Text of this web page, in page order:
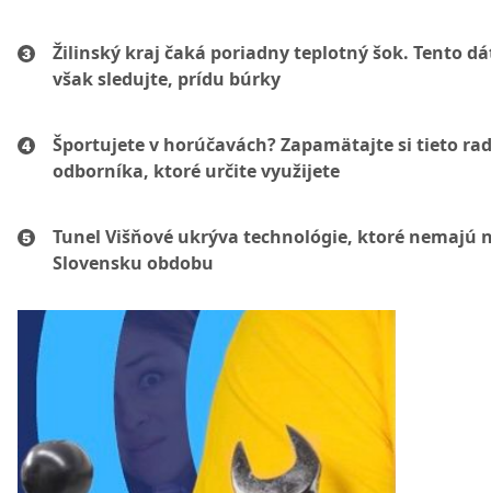
Žilinský kraj čaká poriadny teplotný šok. Tento
však sledujte, prídu búrky
Športujete v horúčavách? Zapamätajte si tieto
odborníka, ktoré určite využijete
Tunel Višňové ukrýva technológie, ktoré nemajú
Slovensku obdobu